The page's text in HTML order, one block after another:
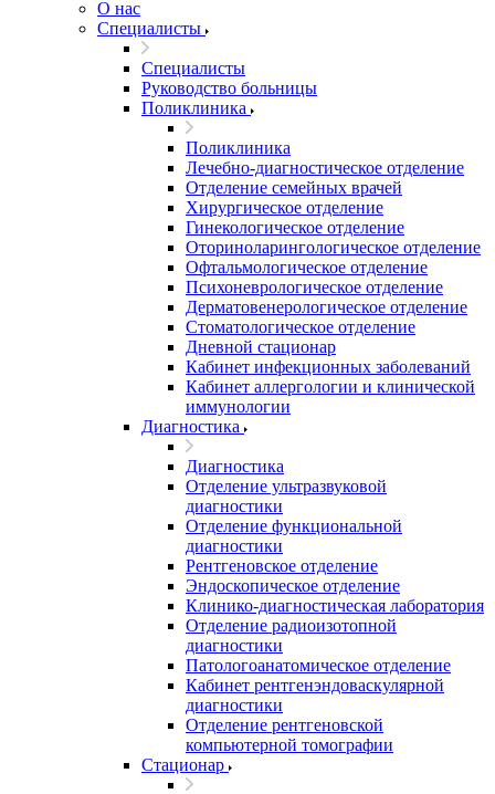
О нас
Специалисты
Специалисты
Руководство больницы
Поликлиника
Поликлиника
Лечебно-диагностическое отделение
Отделение семейных врачей
Хирургическое отделение
Гинекологическое отделение
Оториноларингологическое отделение
Офтальмологическое отделение
Психоневрологическое отделение
Дерматовенерологическое отделение
Стоматологическое отделение
Дневной стационар
Кабинет инфекционных заболеваний
Кабинет аллергологии и клинической
иммунологии
Диагностика
Диагностика
Отделение ультразвуковой
диагностики
Отделение функциональной
диагностики
Рентгеновское отделение
Эндоскопическое отделение
Клинико-диагностическая лаборатория
Отделение радиоизотопной
диагностики
Патологоанатомическое отделение
Кабинет рентгенэндоваскулярной
диагностики
Отделение рентгеновской
компьютерной томографии
Стационар